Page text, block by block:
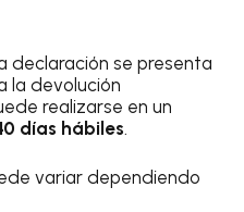
declaración se presenta
la devolución
realizarse en un
días hábiles.
variar dependiendo